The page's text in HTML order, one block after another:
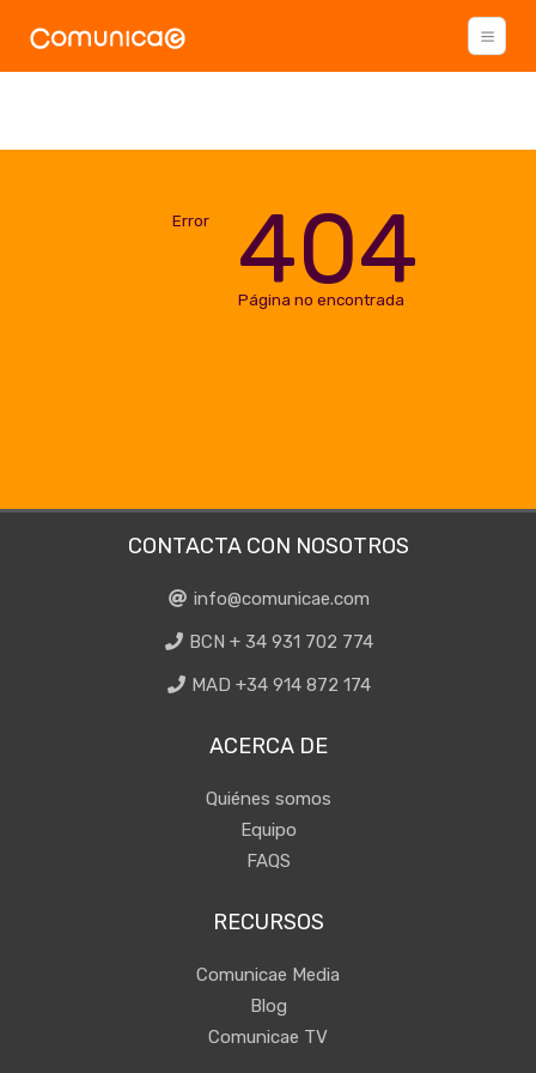
Error 404
Página no encontrada
CONTACTA CON NOSOTROS
info@comunicae.com
BCN + 34 931 702 774
MAD +34 914 872 174
ACERCA DE
Quiénes somos
Equipo
FAQS
RECURSOS
Comunicae Media
Blog
Comunicae TV